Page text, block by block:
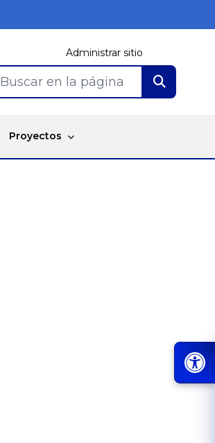
Administrar sitio
Buscar en la página
Proyectos